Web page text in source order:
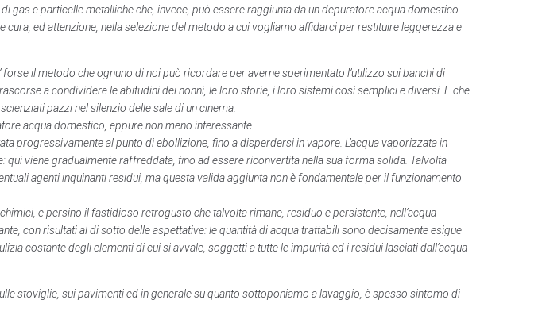
gas e particelle metalliche che, invece, può essere raggiunta da un depuratore acqua domestico
ed attenzione, nella selezione del metodo a cui vogliamo affidarci per restituire leggerezza e
il metodo che ognuno di noi può ricordare per averne sperimentato l’utilizzo sui banchi di
a condividere le abitudini dei nonni, le loro storie, i loro sistemi così semplici e diversi. E che
pazzi nel silenzio delle sale di un cinema.
acqua domestico, eppure non meno interessante.
progressivamente al punto di ebollizione, fino a disperdersi in vapore. L’acqua vaporizzata in
viene gradualmente raffreddata, fino ad essere riconvertita nella sua forma solida. Talvolta
agenti inquinanti residui, ma questa valida aggiunta non è fondamentale per il funzionamento
e persino il fastidioso retrogusto che talvolta rimane, residuo e persistente, nell’acqua
con risultati al di sotto delle aspettative: le quantità di acqua trattabili sono decisamente esigue
costante degli elementi di cui si avvale, soggetti a tutte le impurità ed i residui lasciati dall’acqua
stoviglie, sui pavimenti ed in generale su quanto sottoponiamo a lavaggio, è spesso sintomo di